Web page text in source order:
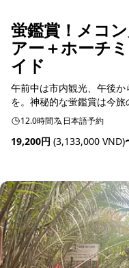
蛍鑑賞！メコ
アー＋ホーチ
イド
午前中は市内観光、午後
を。神秘的な蛍鑑賞は今旅
12.0時間 日本語予約
19,200円 (3,133,000 VND)